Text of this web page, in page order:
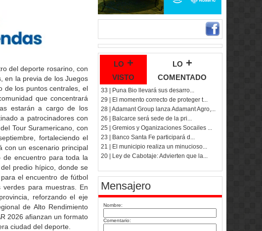
del deporte rosarino, con
en la previa de los Juegos
de los puntos centrales, el
que concentrará
estarán a cargo de los
a patrocinadores con
Tour Suramericano, con
fortaleciendo el
con un escenario principal
de encuentro para toda la
predio hípico, donde se
el encuentro de fútbol
para muestras. En
reforzando el eje
de Alto Rendimiento
2026 afianzan un formato
ciudad del deporte.
lo +
visto
lo +
comentado
33 | Puna Bio llevará sus desarro...
29 | El momento correcto de proteger t...
28 | Adamant Group lanza Adamant Agro,...
26 | Balcarce será sede de la pri...
25 | Gremios y Oganizaciones Socailes ...
23 | Banco Santa Fe participará d...
21 | El municipio realiza un minucioso...
20 | Ley de Cabotaje: Advierten que la...
Mensajero
Nombre:
Comentario: